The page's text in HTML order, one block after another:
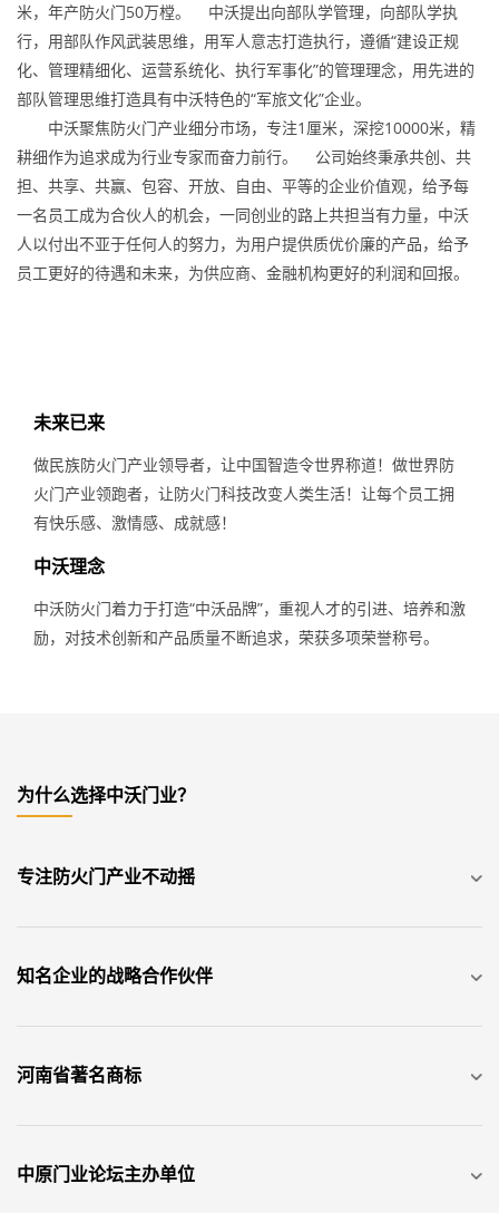
米，年产防火门50万樘。 中沃提出向部队学管理，向部队学执
行，用部队作风武装思维，用军人意志打造执行，遵循“建设正规
化、管理精细化、运营系统化、执行军事化”的管理理念，用先进的
部队管理思维打造具有中沃特色的“军旅文化”企业。
中沃聚焦防火门产业细分市场，专注1厘米，深挖10000米，精
耕细作为追求成为行业专家而奋力前行。 公司始终秉承共创、共
担、共享、共赢、包容、开放、自由、平等的企业价值观，给予每
一名员工成为合伙人的机会，一同创业的路上共担当有力量，中沃
人以付出不亚于任何人的努力，为用户提供质优价廉的产品，给予
员工更好的待遇和未来，为供应商、金融机构更好的利润和回报。
未来已来
做民族防火门产业领导者，让中国智造令世界称道！做世界防
火门产业领跑者，让防火门科技改变人类生活！让每个员工拥
有快乐感、激情感、成就感！
中沃理念
中沃防火门着力于打造“中沃品牌”，重视人才的引进、培养和激
励，对技术创新和产品质量不断追求，荣获多项荣誉称号。
为什么选择中沃门业？
专注防火门产业不动摇
知名企业的战略合作伙伴
河南省著名商标
中原门业论坛主办单位